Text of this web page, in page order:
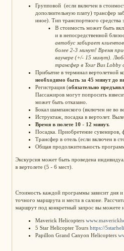
Групповой (если включен в
дополнительную плату) трансфер
иное). Тип транспортного средства
В стоимость может быть
и в непосредственной
автобус забирает
более 2-3 минут! Время
ваучере (+/- 15 минут).
трансфер в Tour Bus Lobby
Прибытие в терминал вертолетной
необходимо быть за 45 минут до
Регистрация (обязательно
Пассажиров могут попросить
может быть отказано.
Бокал шампанского (включен не во
Иструктаж, посадка в вертолет.
Время в полете 10 - 12 минут.
Посадка. Приобретение сувениров,
Трансфер в отель (если включен в
Общая продолжительность
Экскурсия может быть проведена
в вертолете (5 - 6 мест).
Стоимость каждой программы зависит дня
точного маршрута и места в салоне.
маршрут под конкретный запрос вы можете
Maverick Helicopters
5 Star Helicopter Tours https://
Papillon Grand Canyon Helicopters